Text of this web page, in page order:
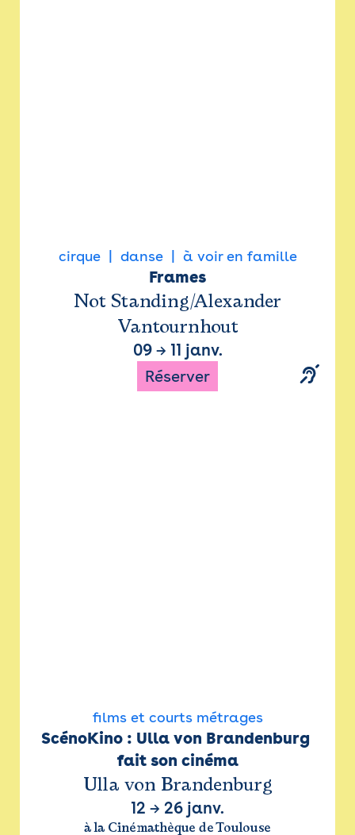
cirque danse à voir en famille
Frames
Not Standing/Alexander
Vantournhout
09→ 11 janv.
Réserver
films et courts métrages
ScénoKino : Ulla von Brandenburg
fait son cinéma
Ulla von Brandenburg
12 → 26 janv.
à la Cinémathèque de Toulouse